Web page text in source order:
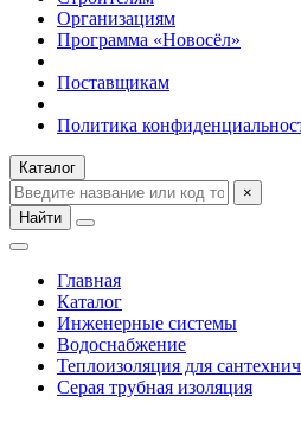
Организациям
Программа «Новосёл»
Поставщикам
Политика
Каталог
×
Найти
Главная
Каталог
Инженерные системы
Водоснабжение
Теплоизоляция для
Серая трубная изоляция